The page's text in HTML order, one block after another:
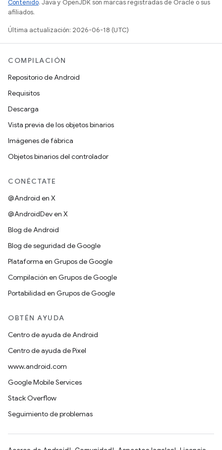
Contenido. Java y OpenJDK son marcas registradas de Oracle o sus
afiliados.
Última actualización: 2026-06-18 (UTC)
COMPILACIÓN
Repositorio de Android
Requisitos
Descarga
Vista previa de los objetos binarios
Imágenes de fábrica
Objetos binarios del controlador
CONÉCTATE
@Android en X
@AndroidDev en X
Blog de Android
Blog de seguridad de Google
Plataforma en Grupos de Google
Compilación en Grupos de Google
Portabilidad en Grupos de Google
OBTÉN AYUDA
Centro de ayuda de Android
Centro de ayuda de Pixel
www.android.com
Google Mobile Services
Stack Overflow
Seguimiento de problemas